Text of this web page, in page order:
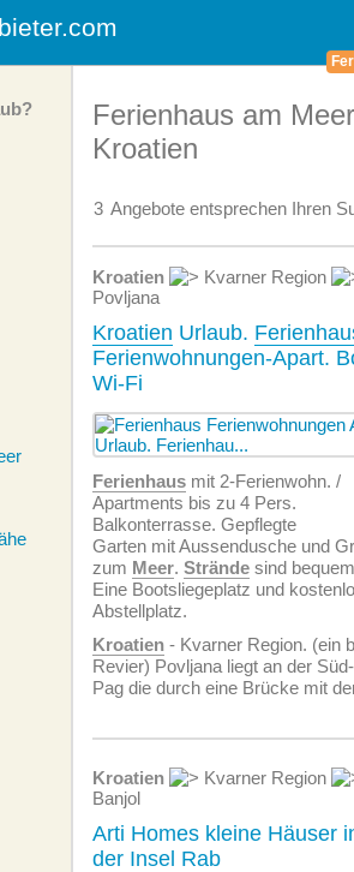
Ferienhaus am
Kroatien
3 Angebote entsprechen Ihren
Kroatien
Kvarner Region
Povljana
Kroatien Urlaub.
Ferienwohnungen-Apart.
Wi-Fi
Ferienhaus mit 2-Ferienwohn. /
Apartments bis zu 4 Pers.
Balkonterrasse. Gepflegte
Garten mit Aussendusche und
zum Meer. Strände sind
Eine Bootsliegeplatz und
Abstellplatz.
Kroatien - Kvarner Region. (ein
Revier) Povljana liegt an der
Pag die durch eine Brücke mit
Kroatien
Kvarner Region
Banjol
Arti Homes kleine Häuser
der Insel Rab